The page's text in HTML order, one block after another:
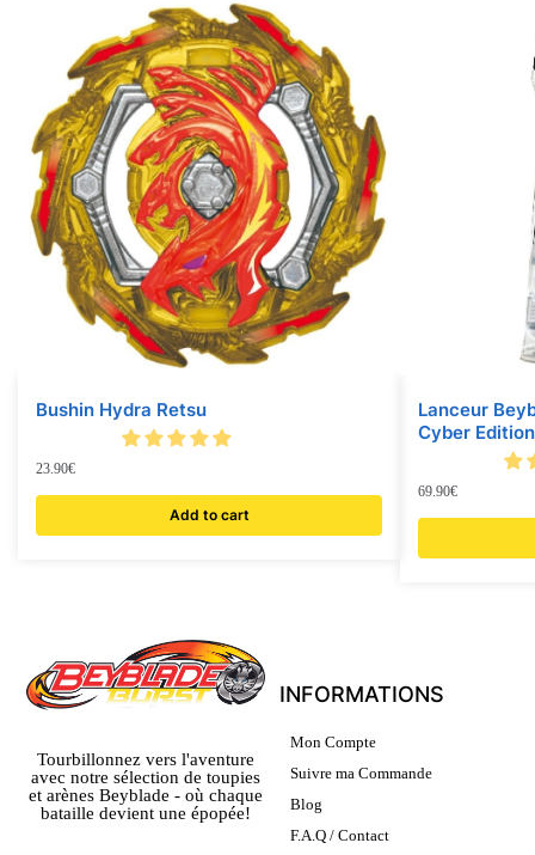
Bushin Hydra Retsu
23.90€
Add to cart
Lanceur
Cyber Edition
69.90€
Tourbillonnez vers l'aventure
avec notre sélection de toupies
et arènes Beyblade - où chaque
bataille devient une épopée!
INFORMATIONS
Mon Compte
Suivre ma Commande
Blog
F.A.Q / Contact